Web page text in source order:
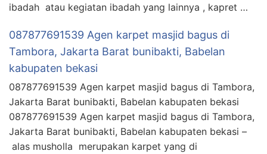
ibadah atau kegiatan ibadah yang lainnya , kapret …
087877691539 Agen karpet masjid bagus di
Tambora, Jakarta Barat bunibakti, Babelan
kabupaten bekasi
087877691539 Agen karpet masjid bagus di Tambora,
Jakarta Barat bunibakti, Babelan kabupaten bekasi
087877691539 Agen karpet masjid bagus di Tambora,
Jakarta Barat bunibakti, Babelan kabupaten bekasi –
alas musholla merupakan karpet yang di